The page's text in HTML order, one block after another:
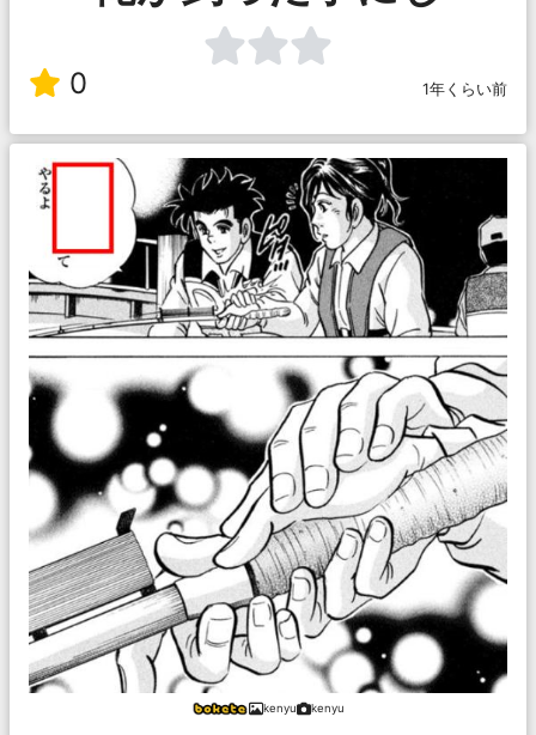
0 1年くらい前
kenyu kenyu